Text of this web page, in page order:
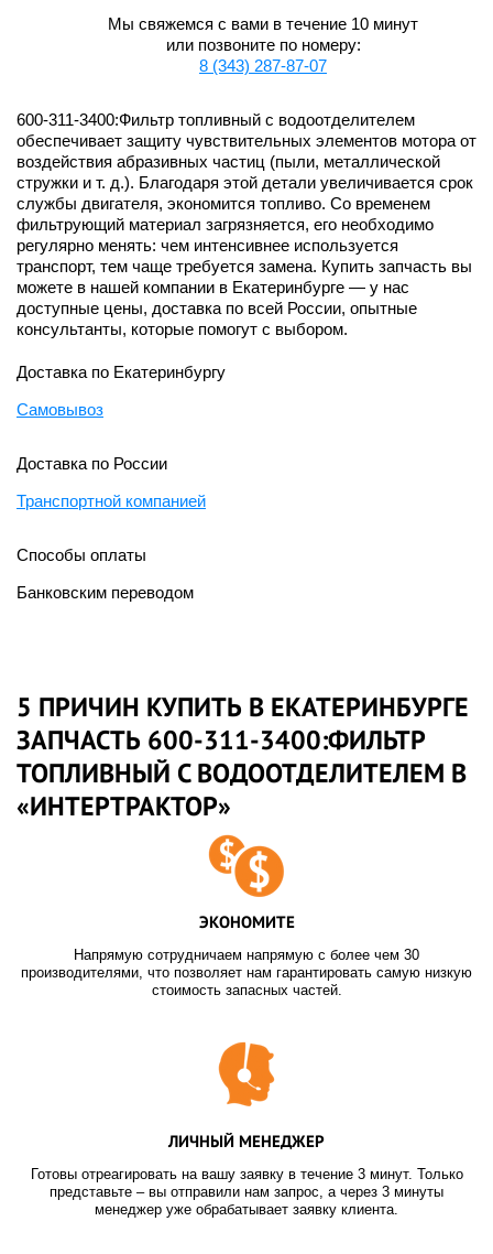
Мы свяжемся с вами в течение 10 минут
или позвоните по номеру:
8 (343) 287-87-07
600-311-3400:Фильтр топливный c водоотделителем
обеспечивает защиту чувствительных элементов мотора от
воздействия абразивных частиц (пыли, металлической
стружки и т. д.). Благодаря этой детали увеличивается срок
службы двигателя, экономится топливо. Со временем
фильтрующий материал загрязняется, его необходимо
регулярно менять: чем интенсивнее используется
транспорт, тем чаще требуется замена. Купить запчасть вы
можете в нашей компании в Екатеринбурге — у нас
доступные цены, доставка по всей России, опытные
консультанты, которые помогут с выбором.
Доставка по Екатеринбургу
Самовывоз
Доставка по России
Транспортной компанией
Способы оплаты
Банковским переводом
5 ПРИЧИН КУПИТЬ В ЕКАТЕРИНБУРГЕ
ЗАПЧАСТЬ 600-311-3400:ФИЛЬТР
ТОПЛИВНЫЙ C ВОДООТДЕЛИТЕЛЕМ В
«ИНТЕРТРАКТОР»
ЭКОНОМИТЕ
Напрямую сотрудничаем напрямую с более чем 30
производителями, что позволяет нам гарантировать самую низкую
стоимость запасных частей.
ЛИЧНЫЙ МЕНЕДЖЕР
Готовы отреагировать на вашу заявку в течение 3 минут. Только
представьте – вы отправили нам запрос, а через 3 минуты
менеджер уже обрабатывает заявку клиента.